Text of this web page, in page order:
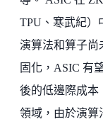
TPU、寒武紀）
演算法和算子尚
固化，ASIC 有
後的低邊際成本
領域，由於演算